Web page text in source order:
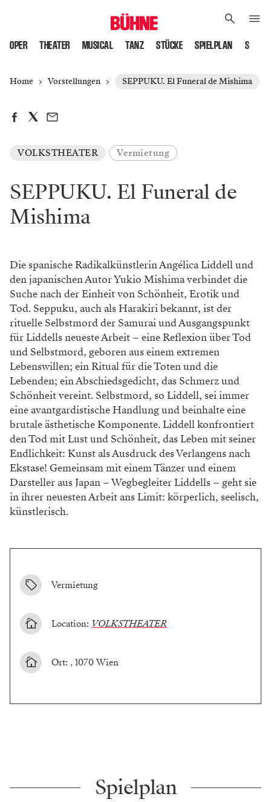
OPER THEATER MUSICAL TANZ STÜCKE SPIELPLAN
Home Vorstellungen SEPPUKU. El Funeral de Mishima
VOLKSTHEATER Vermietung
SEPPUKU. El Funeral de
Mishima
Die spanische Radikalkünst­lerin Angélica Liddell und
den japanischen Autor Yukio Mishima verbindet die
Suche nach der Einheit von Schön­heit, Erotik und
Tod. Seppuku, auch als Harakiri bekannt, ist der
rituelle Selbst­mord der Samurai und Ausgangspunkt
für Liddells neueste Arbeit – eine Re­flexion über Tod
und Selbstmord, ge­boren aus einem extremen
Lebenswil­len; ein Ritual für die Toten und die
Lebenden; ein Abschiedsgedicht, das Schmerz und
Schönheit vereint. Selbst­mord, so Liddell, sei immer
eine avant­gardistische Handlung und beinhalte eine
brutale ästhetische Komponente. Liddell konfrontiert
den Tod mit Lust und Schönheit, das Leben mit seiner
Endlichkeit: Kunst als Ausdruck des Verlangens nach
Ekstase! Gemeinsam mit einem Tänzer und einem
Darsteller aus Japan – Wegbegleiter Liddells – geht sie
in ihrer neuesten Arbeit ans Limit: körperlich, seelisch,
künstlerisch.
Vermietung
Location: VOLKSTHEATER
Ort: , 1070 Wien
Spielplan